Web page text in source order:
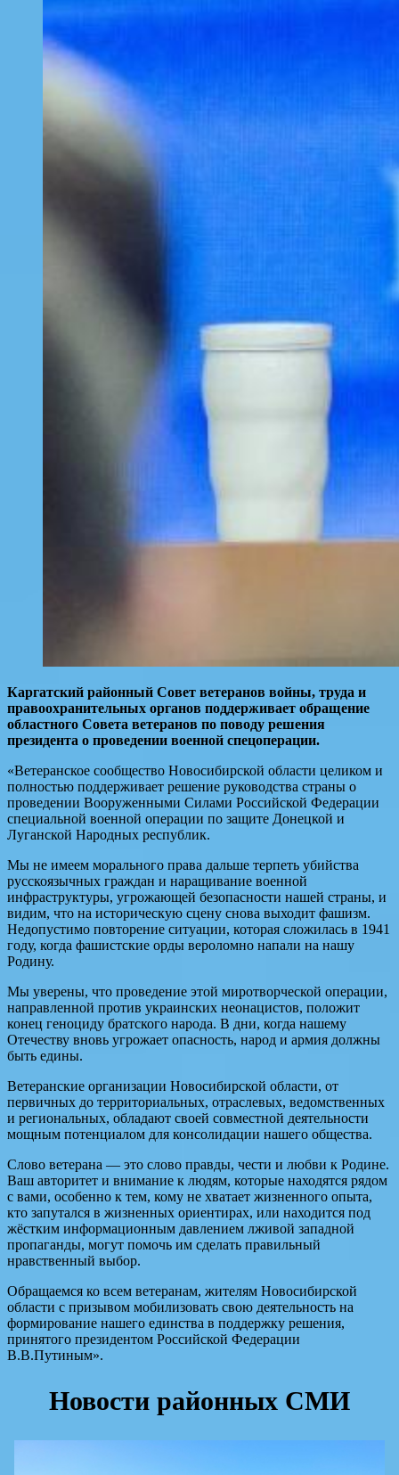
Каргатский районный Совет ветеранов войны, труда и
правоохранительных органов поддерживает обращение
областного Совета ветеранов по поводу решения
президента о проведении военной спецоперации.
«Ветеранское сообщество Новосибирской области целиком и
полностью поддерживает решение руководства страны о
проведении Вооруженными Силами Российской Федерации
специальной военной операции по защите Донецкой и
Луганской Народных республик.
Мы не имеем морального права дальше терпеть убийства
русскоязычных граждан и наращивание военной
инфраструктуры, угрожающей безопасности нашей страны, и
видим, что на историческую сцену снова выходит фашизм.
Недопустимо повторение ситуации, которая сложилась в 1941
году, когда фашистские орды вероломно напали на нашу
Родину.
Мы уверены, что проведение этой миротворческой операции,
направленной против украинских неонацистов, положит
конец геноциду братского народа. В дни, когда нашему
Отечеству вновь угрожает опасность, народ и армия должны
быть едины.
Ветеранские организации Новосибирской области, от
первичных до территориальных, отраслевых, ведомственных
и региональных, обладают своей совместной деятельности
мощным потенциалом для консолидации нашего общества.
Слово ветерана — это слово правды, чести и любви к Родине.
Ваш авторитет и внимание к людям, которые находятся рядом
с вами, особенно к тем, кому не хватает жизненного опыта,
кто запутался в жизненных ориентирах, или находится под
жёстким информационным давлением лживой западной
пропаганды, могут помочь им сделать правильный
нравственный выбор.
Обращаемся ко всем ветеранам, жителям Новосибирской
области с призывом мобилизовать свою деятельность на
формирование нашего единства в поддержку решения,
принятого президентом Российской Федерации
В.В.Путиным».